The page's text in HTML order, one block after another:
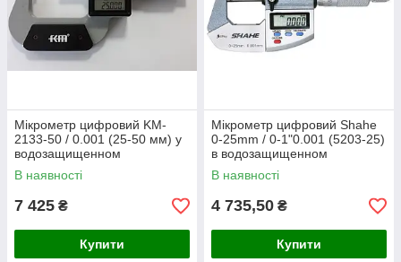
Мікрометр цифровий KM-
2133-50 / 0.001 (25-50 мм) у
водозащищенном
металевому корпусі IP 65
В наявності
7 425 ₴
Купити
Мікрометр цифровий Shahe
0-25mm / 0-1"0.001 (5203-25)
в водозащищенном
металевому корпусі IP 65
В наявності
4 735,50 ₴
Купити